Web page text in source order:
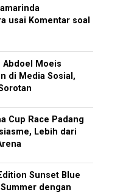
usai Komentar soal
Abdoel Moeis
di Media Sosial,
Cup Race Padang
Lebih dari
Sunset Blue
dengan